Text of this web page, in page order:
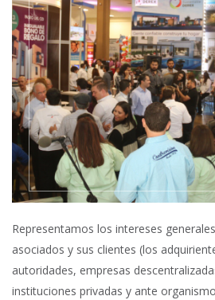
Representamos los intereses
asociados y sus clientes (los
autoridades, empresas
instituciones privadas y ante